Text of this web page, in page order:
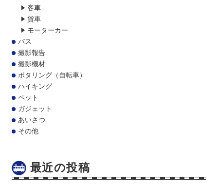
客車
貨車
モーターカー
バス
撮影報告
撮影機材
ポタリング（自転車）
ハイキング
ペット
ガジェット
あいさつ
その他
最近の投稿